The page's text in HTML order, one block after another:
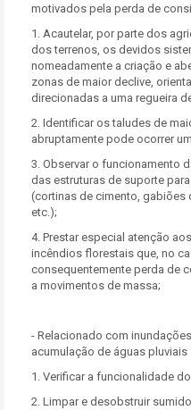
motivados pela perda de
1. Acautelar, por parte dos
dos terrenos, os devidos
nomeadamente a criação e
zonas de maior declive,
direcionadas a uma regueira
2. Identificar os taludes de
abruptamente pode ocorrer
3. Observar o funcionamento
das estruturas de suporte
(cortinas de cimento, gabiões
etc.);
4. Prestar especial atenção
incêndios florestais que, no
consequentemente perda de
a movimentos de massa;
- Relacionado com
acumulação de águas pluviais
1. Verificar a funcionalidade
2. Limpar e desobstruir